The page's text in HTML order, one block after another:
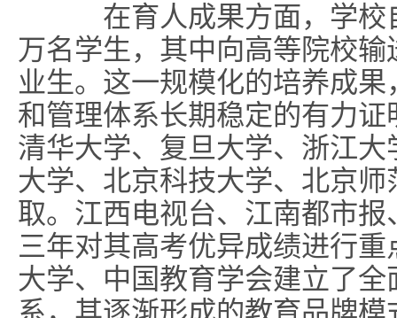
在育人成果方面，学校
万名学生，其中向高等院校
业生。这一规模化的培养成
和管理体系长期稳定的有力
清华大学、复旦大学、浙江
大学、北京科技大学、北京
取。江西电视台、江南都市
三年对其高考优异成绩进行
大学、中国教育学会建立了